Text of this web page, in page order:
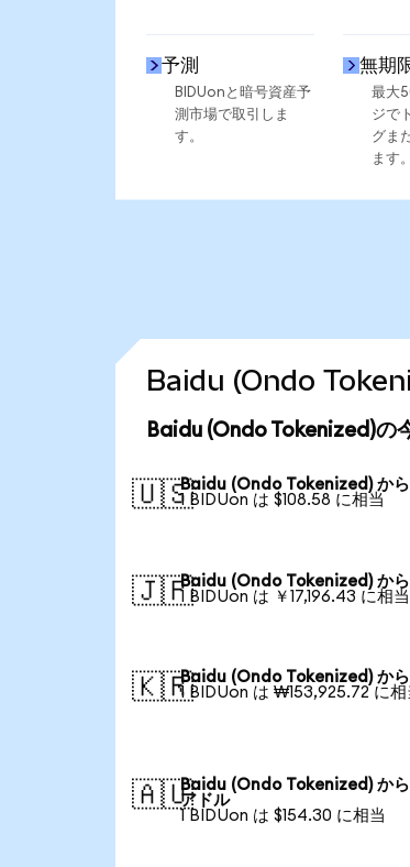
予測
BIDUonと暗号資産予
測市場で取引しま
す。
無期
最大
ジで
グま
ます。
Baidu (Ondo
Baidu (Ondo Tokenized)の
🇺🇸Baidu (Ondo Tokenized) か
1 BIDUon は $108.58 に相当
🇯🇵Baidu (Ondo Tokenized) から
1 BIDUon は ￥17,196.43 に相当
🇰🇷Baidu (Ondo Tokenized) か
1 BIDUon は ₩153,925.72 に相
🇦🇺Baidu (Ondo Tokenized) から
アドル
1 BIDUon は $154.30 に相当